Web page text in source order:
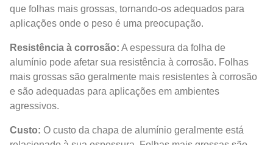
que folhas mais grossas, tornando-os adequados para
aplicações onde o peso é uma preocupação.
Resistência à corrosão: A espessura da folha de
alumínio pode afetar sua resistência à corrosão. Folhas
mais grossas são geralmente mais resistentes à corrosão
e são adequadas para aplicações em ambientes
agressivos.
Custo: O custo da chapa de alumínio geralmente está